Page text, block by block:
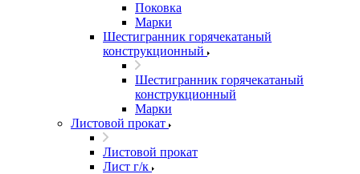
Поковка
Марки
Шестигранник горячекатаный
конструкционный
Шестигранник горячекатаный
конструкционный
Марки
Листовой прокат
Листовой прокат
Лист г/к